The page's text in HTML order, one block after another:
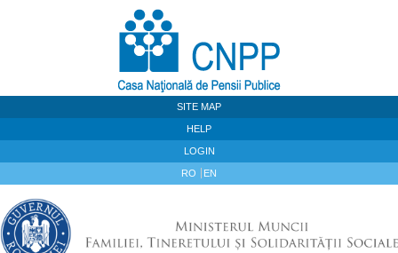
SITE MAP
HELP
LOGIN
RO EN